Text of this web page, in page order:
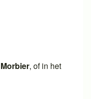
Morbier, of in het